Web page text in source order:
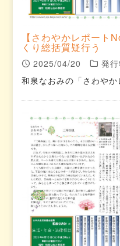
【さわやかレポート
くり総括質疑行う
2025/04/20
発
和泉なおみの「さわや